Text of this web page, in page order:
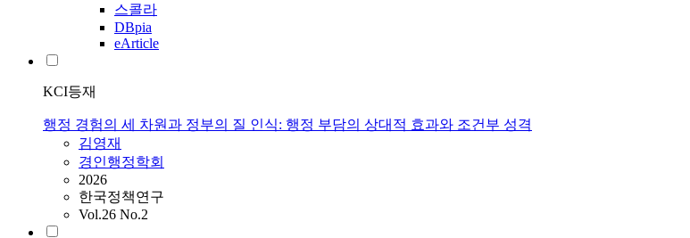
스콜라
DBpia
eArticle
KCI등재
행정 경험의 세 차원과 정부의 질 인식: 행정 부담의 상대적 효과와 조건부 성격
김영재
경인행정학회
2026
한국정책연구
Vol.26 No.2